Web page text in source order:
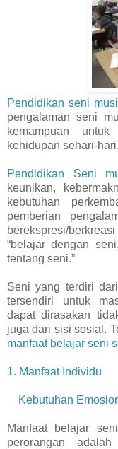
Pendidikan seni
pengalaman seni
kemampuan
kehidupan sehari-hari.
Pendidikan Seni
keunikan,
kebutuhan
pemberian
berekspresi/
“belajar dengan
tentang seni.”
Seni yang terdiri
tersendiri untuk
dapat dirasakan
juga dari sisi sosial.
manfaat belajar seni
1. Manfaat Individu
Kebutuhan
Manfaat belajar
perorangan